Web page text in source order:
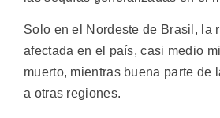
Solo en el Nordeste de Brasil, la
afectada en el país, casi medio
muerto, mientras buena parte de
a otras regiones.